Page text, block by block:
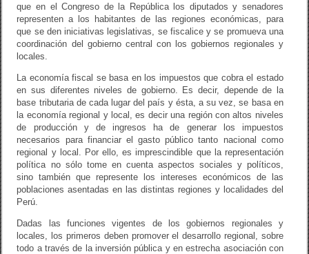
que en el Congreso de la República los diputados y senadores
representen a los habitantes de las regiones económicas, para
que se den iniciativas legislativas, se fiscalice y se promueva una
coordinación del gobierno central con los gobiernos regionales y
locales.
La economía fiscal se basa en los impuestos que cobra el estado
en sus diferentes niveles de gobierno. Es decir, depende de la
base tributaria de cada lugar del país y ésta, a su vez, se basa en
la economía regional y local, es decir una región con altos niveles
de producción y de ingresos ha de generar los impuestos
necesarios para financiar el gasto público tanto nacional como
regional y local. Por ello, es imprescindible que la representación
política no sólo tome en cuenta aspectos sociales y políticos,
sino también que represente los intereses económicos de las
poblaciones asentadas en las distintas regiones y localidades del
Perú.
Dadas las funciones vigentes de los gobiernos regionales y
locales, los primeros deben promover el desarrollo regional, sobre
todo a través de la inversión pública y en estrecha asociación con